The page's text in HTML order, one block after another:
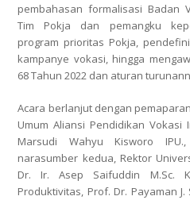
pembahasan formalisasi Badan
Tim Pokja dan pemangku
program prioritas Pokja,
kampanye vokasi, hingga
68 Tahun 2022 dan aturan
Acara berlanjut dengan
Umum Aliansi Pendidikan Vokasi
Marsudi Wahyu Kisworo
narasumber kedua, Rektor
Dr. Ir. Asep Saifuddin M.Sc.
Produktivitas, Prof. Dr. Payaman J.